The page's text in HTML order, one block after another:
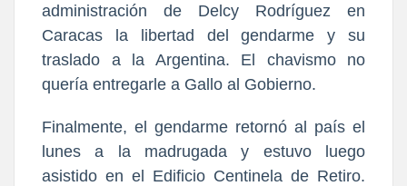
administración de Delcy Rodríguez en
Caracas la libertad del gendarme y su
traslado a la Argentina. El chavismo no
quería entregarle a Gallo al Gobierno.
Finalmente, el gendarme retornó al país el
lunes a la madrugada y estuvo luego
asistido en el Edificio Centinela de Retiro.